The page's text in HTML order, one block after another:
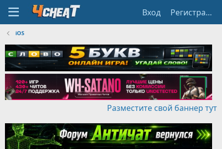
Вход Регистрация
iOS
Разместите свой баннер тут